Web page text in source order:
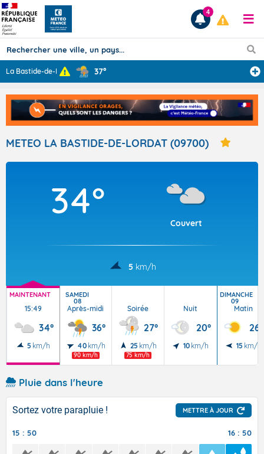
Prévisions
TOUS LES RÉSULTATS
Articles
4
La Bastide-de-L ... 37°
METEO LA BASTIDE-DE-LORDAT (09700)
34°
Couvert
5 km/h
MAINTENANT
15:49
34°
5 km/h
SAMEDI
08
Après-midi
36°
40 km/h
90 km/h
Soirée
27°
25 km/h
75 km/h
Nuit
20°
10 km/h
DIMANCHE
09
Matin
26°
15 km/h
Pluie dans l'heure
Sortez votre parapluie ! METTRE À JOUR
15 : 50 16 : 50